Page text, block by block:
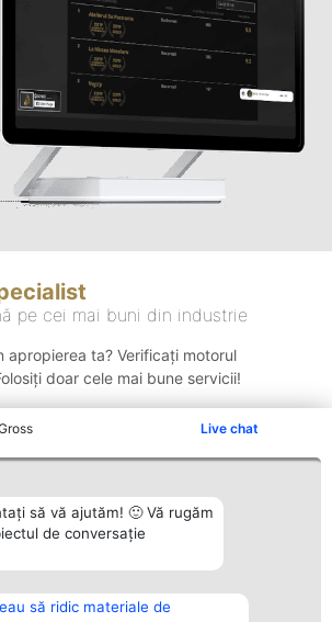
Live chat
să vă ajutăm! 🙂 Vă rugăm
de conversație
să ridic materiale de
pe cei mai buni din industrie
apropierea ta? Verificați motorul
doar cele mai bune servicii!
Plebiscyt Contact